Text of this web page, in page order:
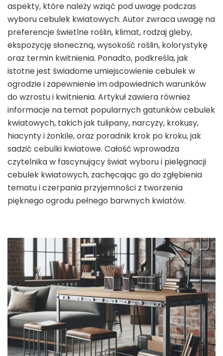
aspekty, które należy wziąć pod uwagę podczas
wyboru cebulek kwiatowych. Autor zwraca uwagę na
preferencje świetlne roślin, klimat, rodzaj gleby,
ekspozycję słoneczną, wysokość roślin, kolorystykę
oraz termin kwitnienia. Ponadto, podkreśla, jak
istotne jest świadome umiejscowienie cebulek w
ogrodzie i zapewnienie im odpowiednich warunków
do wzrostu i kwitnienia. Artykuł zawiera również
informacje na temat popularnych gatunków cebulek
kwiatowych, takich jak tulipany, narcyzy, krokusy,
hiacynty i żonkile, oraz poradnik krok po kroku, jak
sadzić cebulki kwiatowe. Całość wprowadza
czytelnika w fascynujący świat wyboru i pielęgnacji
cebulek kwiatowych, zachęcając go do zgłębienia
tematu i czerpania przyjemności z tworzenia
pięknego ogrodu pełnego barwnych kwiatów.